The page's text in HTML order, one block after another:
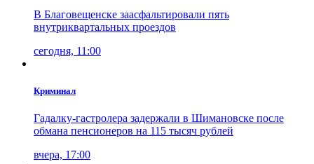
В Благовещенске заасфальтировали пять
внутриквартальных проездов
сегодня, 11:00
Криминал
Гадалку-гастролера задержали в Шимановске после
обмана пенсионеров на 115 тысяч рублей
вчера, 17:00